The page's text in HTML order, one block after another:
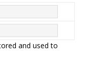
and used to